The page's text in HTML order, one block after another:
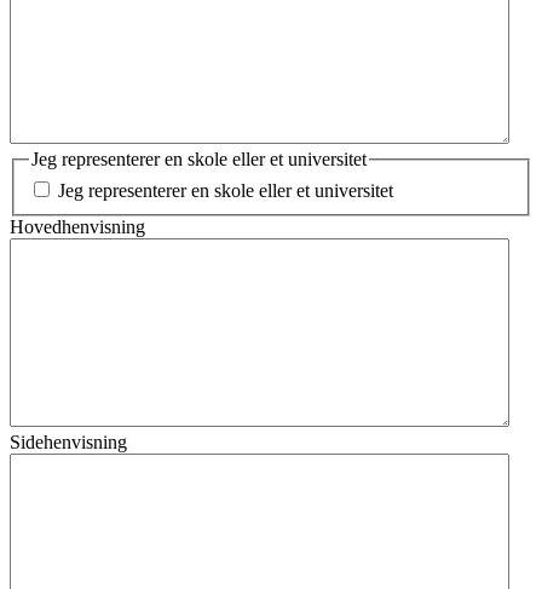
Jeg representerer en skole eller et universitet
Jeg representerer en skole eller et universitet
Hovedhenvisning
Sidehenvisning